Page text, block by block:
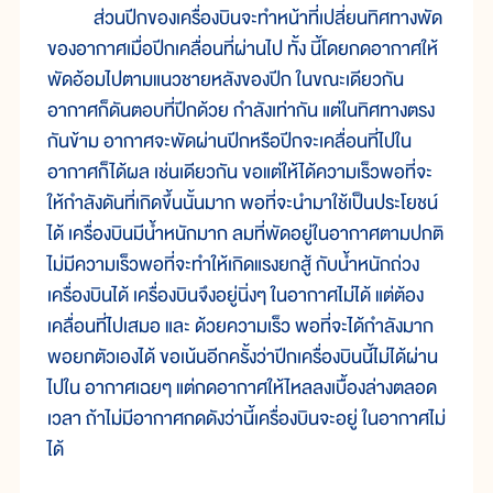
ส่วนปีกของเครื่องบินจะทำหน้าที่เปลี่ยนทิศทางพัด
ของอากาศเมื่อปีกเคลื่อนที่ผ่านไป ทั้ง นี้โดยกดอากาศให้
พัดอ้อมไปตามแนวชายหลังของปีก ในขณะเดียวกัน
อากาศก็ดันตอบที่ปีกด้วย กำลังเท่ากัน แต่ในทิศทางตรง
กันข้าม อากาศจะพัดผ่านปีกหรือปีกจะเคลื่อนที่ไปใน
อากาศก็ได้ผล เช่นเดียวกัน ขอแต่ให้ได้ความเร็วพอที่จะ
ให้กำลังดันที่เกิดขึ้นนั้นมาก พอที่จะนำมาใช้เป็นประโยชน์
ได้ เครื่องบินมีน้ำหนักมาก ลมที่พัดอยู่ในอากาศตามปกติ
ไม่มีความเร็วพอที่จะทำให้เกิดแรงยกสู้ กับน้ำหนักถ่วง
เครื่องบินได้ เครื่องบินจึงอยู่นิ่งๆ ในอากาศไม่ได้ แต่ต้อง
เคลื่อนที่ไปเสมอ และ ด้วยความเร็ว พอที่จะได้กำลังมาก
พอยกตัวเองได้ ขอเน้นอีกครั้งว่าปีกเครื่องบินนี้ไม่ได้ผ่าน
ไปใน อากาศเฉยๆ แต่กดอากาศให้ไหลลงเบื้องล่างตลอด
เวลา ถ้าไม่มีอากาศกดดังว่านี้เครื่องบินจะอยู่ ในอากาศไม่
ได้